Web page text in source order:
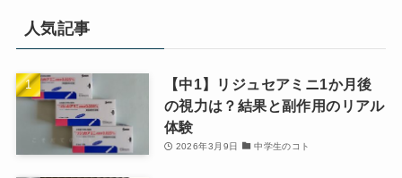
人気記事
【中1】リジュセアミニ1か月後
の視力は？結果と副作用のリアル
体験
2026年3月9日 中学生のコト